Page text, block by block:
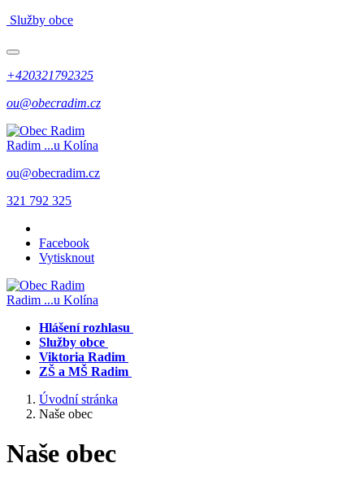
Služby obce
+420321792325
ou@obecradim.cz
Radim ...u Kolína
ou@obecradim.cz
321 792 325
Facebook
Vytisknout
Radim ...u Kolína
Hlášení rozhlasu
Služby obce
Viktoria Radim
ZŠ a MŠ Radim
Úvodní stránka
Naše obec
Naše obec